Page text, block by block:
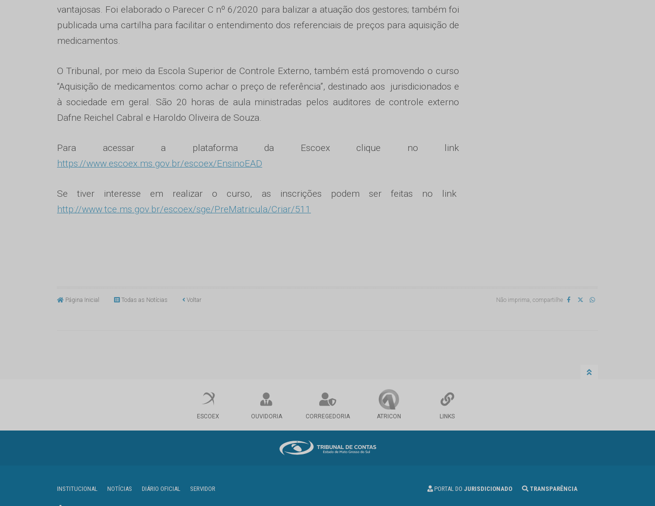
vantajosas. Foi elaborado o Parecer C nº 6/2020 para balizar a atuação dos gestores; também foi
publicada uma cartilha para facilitar o entendimento dos referenciais de preços para aquisição de
medicamentos.
O Tribunal, por meio da Escola Superior de Controle Externo, também está promovendo o curso
“Aquisição de medicamentos: como achar o preço de referência”, destinado aos jurisdicionados e
à sociedade em geral. São 20 horas de aula ministradas pelos auditores de controle externo
Dafne Reichel Cabral e Haroldo Oliveira de Souza.
Para acessar a plataforma da Escoex clique no link
https://www.escoex.ms.gov.br/escoex/EnsinoEAD
Se tiver interesse em realizar o curso, as inscrições podem ser feitas no link
http://www.tce.ms.gov.br/escoex/sge/PreMatricula/Criar/511
Página Inicial Todas as Notícias Voltar Não imprima, compartilhe
ESCOEX OUVIDORIA CORREGEDORIA ATRICON LINKS
INSTITUCIONAL NOTÍCIAS DIÁRIO OFICIAL SERVIDOR PORTAL DO JURISDICIONADO TRANSPARÊNCIA